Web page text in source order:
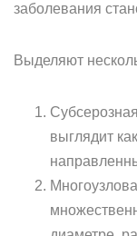
заболевания
Выделяют
выглядит